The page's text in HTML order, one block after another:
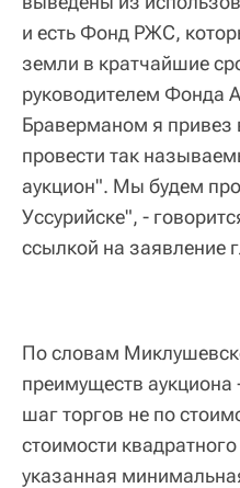
и есть Фонд РЖС,
земли в кратчайшие
руководителем Фонда
Браверманом я
провести так
аукцион". Мы будем
Уссурийске", -
ссылкой на заявление
По словам
преимуществ аукциона
шаг торгов не по
стоимости
указанная